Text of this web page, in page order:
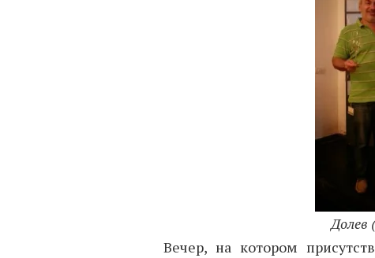
Долев
Вечер, на котором